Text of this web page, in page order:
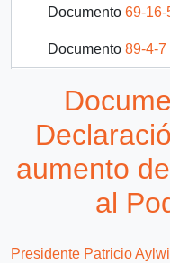
Documento 69-16-5 - Carta del
Documento 89-4-7 -
24 más...
aumento
al
Presidente Patricio